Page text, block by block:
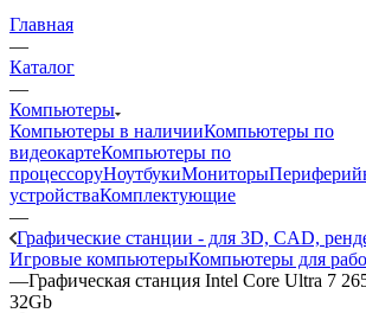
Главная
—
Каталог
—
Компьютеры
Компьютеры в наличииКомпьютеры по
видеокартеКомпьютеры по
процессоруНоутбукиМониторы
устройстваКомплектующие
—
Графические станции - для 3D, CAD,
Игровые компьютерыКомпьютеры для
—Графическая станция Intel Core Ultra 7
32Gb